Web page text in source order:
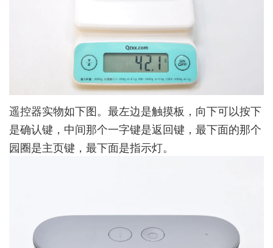
遥控器实物如下图。最左边是触摸板，向下可以按下
是确认键，中间那个一字键是返回键，最下面的那个
园圈是主页键，最下面是指示灯。